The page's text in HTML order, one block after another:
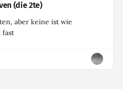
(die 2te)
aber keine ist wie
fast